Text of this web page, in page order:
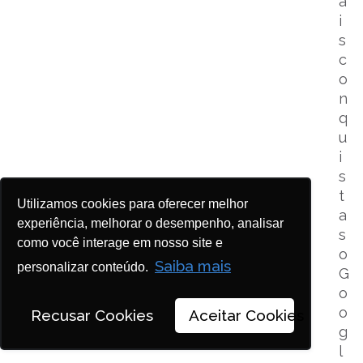
Utilizamos cookies para oferecer melhor
experiência, melhorar o desempenho, analisar
como você interage em nosso site e
personalizar conteúdo. Saiba mais
Recusar Cookies Aceitar Cookies
i
s
c
o
n
q
u
i
s
t
a
s
o
G
o
o
g
l